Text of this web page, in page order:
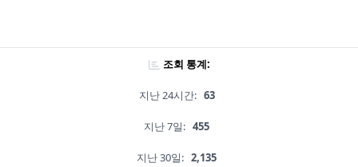
조회 통계:
지난 24시간: 63
지난 7일: 455
지난 30일: 2,135